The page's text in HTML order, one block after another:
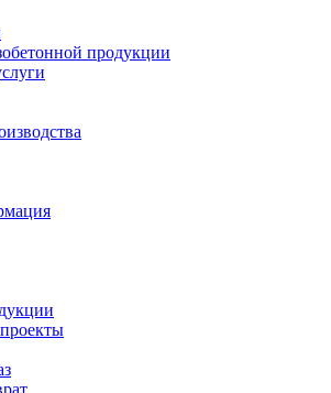
продукции